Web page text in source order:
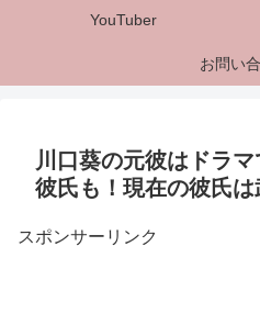
YouTuber
お問い
川口葵の元彼はドラ
彼氏も！現在の彼氏は
スポンサーリンク